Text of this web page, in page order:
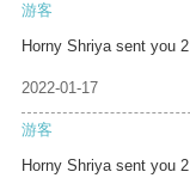
游客
Horny Shriya sent you 2
2022-01-17
游客
Horny Shriya sent you 2